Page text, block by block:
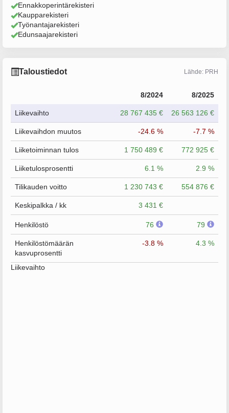
Ennakkoperintärekisteri
Kaupparekisteri
Työnantajarekisteri
Edunsaajarekisteri
Taloustiedot Lähde: PRH
8/2024 8/2025
Liikevaihto 28 767 435 € 26 563 126 €
Liikevaihdon muutos -24.6 % -7.7 %
Liiketoiminnan tulos 1 750 489 € 772 925 €
Liiketulosprosentti 6.1 % 2.9 %
Tilikauden voitto 1 230 743 € 554 876 €
Keskipalkka / kk 3 431 €
Henkilöstö 76 79
Henkilöstömäärän
kasvuprosentti
-3.8 % 4.3 %
Liikevaihto